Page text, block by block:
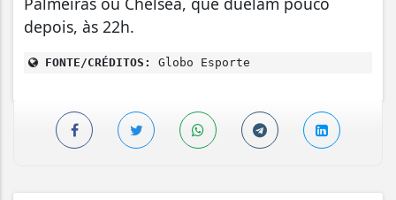
depois, às 22h.
FONTE/CRÉDITOS: Globo Esporte